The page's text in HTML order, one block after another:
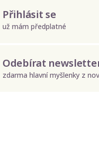
Přihlásit se
už mám předplatné
Odebírat
zdarma hlavní myšlenky z